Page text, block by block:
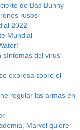
de Bad Bunny
rusos
2022
Mundial
síntomas del virus
expresa sobre el
regular las armas en
Marvel quiere